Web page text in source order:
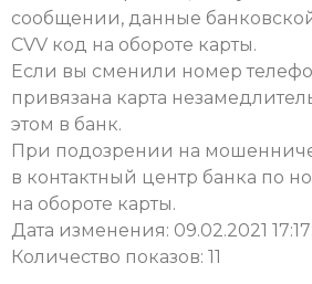
сообщении, данные
CVV код на обороте карты.
Если вы сменили номер
привязана карта
этом в банк.
При подозрении на
в контактный центр банка по
на обороте карты.
Дата изменения: 09.02.2021
Количество показов: 11